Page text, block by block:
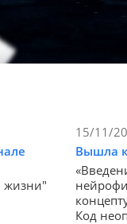
жизни"
15/11/
Вышла
Код